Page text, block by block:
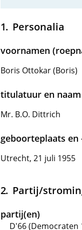
Personalia
voornamen
Boris Ottokar (Boris)
titulatuur en naam
Mr. B.O. Dittrich
geboorteplaats en
Utrecht, 21 juli 1955
Partij/
partij(en)
D'66 (Democraten